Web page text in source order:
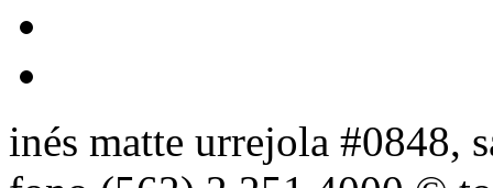
inés matte urrejola #0848,